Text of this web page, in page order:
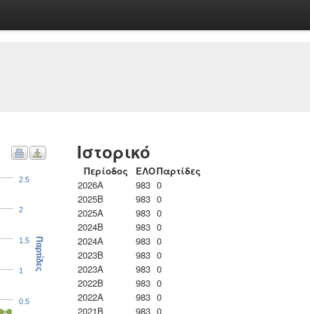
0.5
1
1.5
2
2.5
Παρτίδες
Ιστορικό
Περίοδος ΕΛΟΠαρτίδες
2026A
983 0
2025B
983 0
2025A
983 0
2024B
983 0
2024A
983 0
2023B
983 0
2023Α
983 0
2022B
983 0
2022A
983 0
2021B
983 0